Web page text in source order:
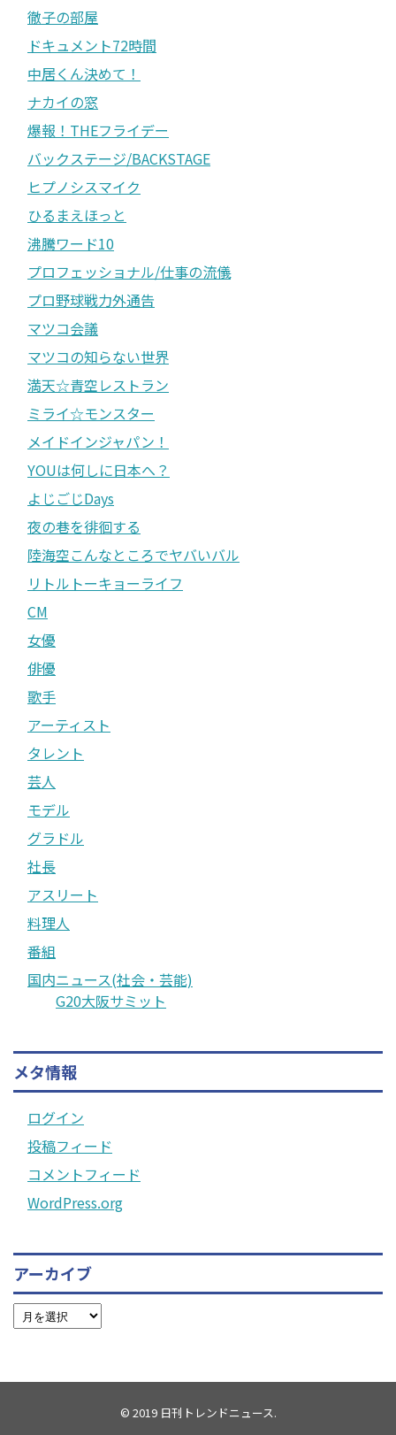
徹子の部屋
ドキュメント72時間
中居くん決めて！
ナカイの窓
爆報！THEフライデー
バックステージ/BACKSTAGE
ヒプノシスマイク
ひるまえほっと
沸騰ワード10
プロフェッショナル/仕事の流儀
プロ野球戦力外通告
マツコ会議
マツコの知らない世界
満天☆青空レストラン
ミライ☆モンスター
メイドインジャパン！
YOUは何しに日本へ？
よじごじDays
夜の巷を徘徊する
陸海空こんなところでヤバいバル
リトルトーキョーライフ
CM
女優
俳優
歌手
アーティスト
タレント
芸人
モデル
グラドル
社長
アスリート
料理人
番組
国内ニュース(社会・芸能)
G20大阪サミット
メタ情報
ログイン
投稿フィード
コメントフィード
WordPress.org
アーカイブ
© 2019 日刊トレンドニュース.